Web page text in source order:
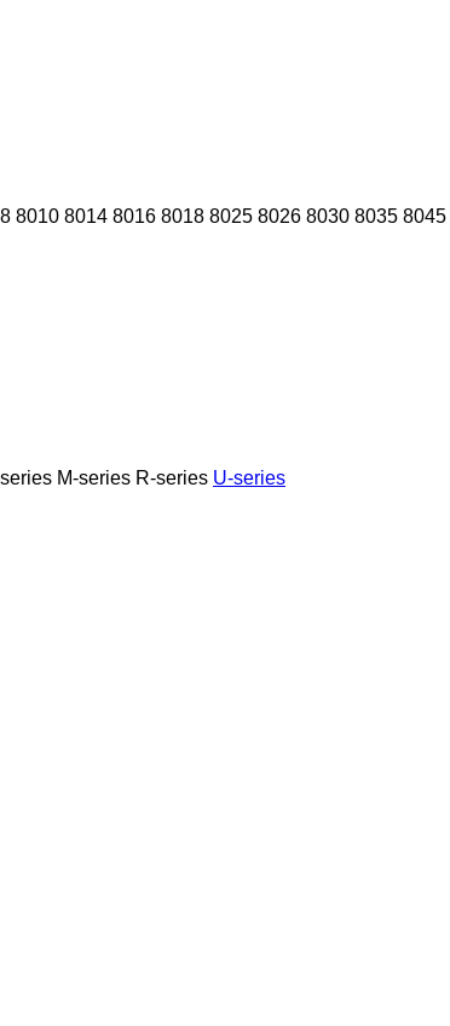
8010 8014 8016 8018 8025 8026 8030 8035 8045
M-series R-series U-series